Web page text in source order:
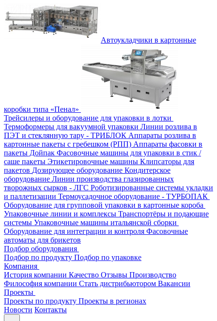
Автоукладчики в картонные
коробки типа «Пенал»
Трейсилеры и оборудование для упаковки в лотки
Термоформеры для вакуумной упаковки Линии розлива в
ПЭТ и стеклянную тару - ТРИБЛОК Аппараты розлива в
картонные пакеты с гребешком (РПП) Аппараты фасовки в
пакеты Дойпак Фасовочные машины для упаковки в стик /
саше пакеты Этикетировочные машины Клипсаторы для
пакетов Дозирующее оборудование Кондитерское
оборудование Линии производства глазированных
творожных сырков - ЛГС Роботизированные системы укладки
и паллетизации Термоусадочное оборудование - ТУРБОПАК
Оборудование для групповой упаковки в картонные короба
Упаковочные линии и комплексы Транспортёры и подающие
системы Упаковочные машины итальянской сборки
Оборудование для интеграции и контроля Фасовочные
автоматы для брикетов
Подбор оборудования
Подбор по продукту Подбор по упаковке
Компания
История компании Качество Отзывы Производство
Философия компании Стать дистрибьютором Вакансии
Проекты
Проекты по продукту Проекты в регионах
Новости Контакты